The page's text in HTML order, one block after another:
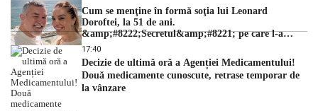
Cum se menţine în formă soţia lui Leonard
Doroftei, la 51 de ani.
&amp;#8222;Secretul&amp;#8221; pe care l-a
dezvăluit
17:40
Decizie de ultimă oră a Agenției Medicamentului!
Două medicamente cunoscute, retrase temporar de
la vânzare